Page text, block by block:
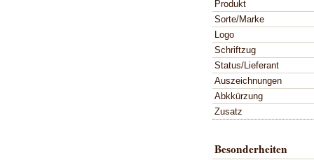
Produkt
Sorte/Marke
Logo
Schriftzug
Status/Lieferant
Auszeichnungen
Abkkürzung
Zusatz
Besonderheiten